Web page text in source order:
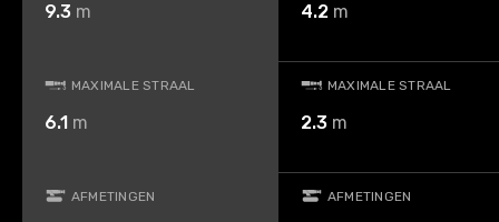
9.3 m
MAXIMALE STRAAL
6.1 m
AFMETINGEN
4.2 m
MAXIMALE STRAAL
2.3 m
AFMETINGEN